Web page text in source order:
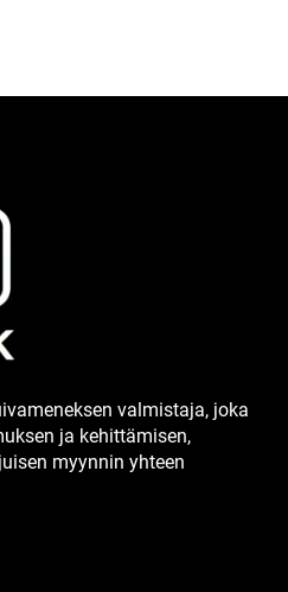
valmistaja, joka
ja kehittämisen,
myynnin yhteen